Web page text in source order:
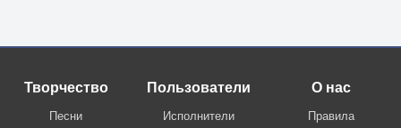
Творчество
Песни
Пользователи
Исполнители
О нас
Правила